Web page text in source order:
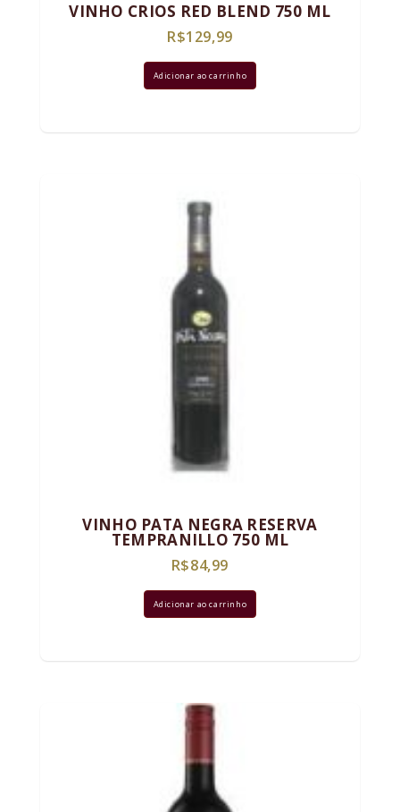
VINHO CRIOS RED BLEND 750 ML
R$129,99
Adicionar ao carrinho
VINHO PATA NEGRA RESERVA
TEMPRANILLO 750 ML
R$84,99
Adicionar ao carrinho